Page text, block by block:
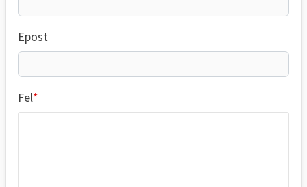
Epost
Fel